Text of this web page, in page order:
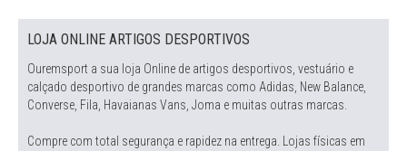
LOJA ONLINE ARTIGOS DESPORTIVOS
Ouremsport a sua loja Online de artigos desportivos, vestuário e
calçado desportivo de grandes marcas como Adidas, New Balance,
Converse, Fila, Havaianas Vans, Joma e muitas outras marcas.
Compre com total segurança e rapidez na entrega. Lojas físicas em